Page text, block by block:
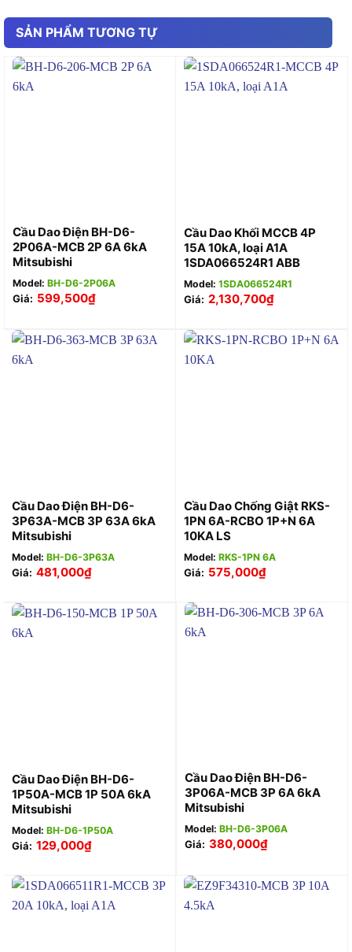
SẢN PHẨM TƯƠNG TỰ
Cầu Dao Điện BH-D6-
2P06A-MCB 2P 6A 6kA
Mitsubishi
Model: BH-D6-2P06A
Giá: 599,500₫
Cầu Dao Khối MCCB 4P
15A 10kA, loại A1A
1SDA066524R1 ABB
Model: 1SDA066524R1
Giá: 2,130,700₫
Cầu Dao Điện BH-D6-
3P63A-MCB 3P 63A 6kA
Mitsubishi
Model: BH-D6-3P63A
Giá: 481,000₫
Cầu Dao Chống Giật RKS-
1PN 6A-RCBO 1P+N 6A
10KA LS
Model: RKS-1PN 6A
Giá: 575,000₫
Cầu Dao Điện BH-D6-
1P50A-MCB 1P 50A 6kA
Mitsubishi
Model: BH-D6-1P50A
Giá: 129,000₫
Cầu Dao Điện BH-D6-
3P06A-MCB 3P 6A 6kA
Mitsubishi
Model: BH-D6-3P06A
Giá: 380,000₫